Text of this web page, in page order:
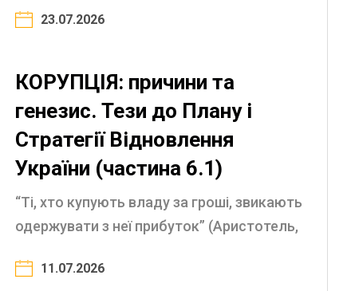
(Аристотель, IV ст. до н.е.) Природа
23.07.2026
КОРУПЦІЯ: причини та
генезис. Тези до Плану і
Стратегії Відновлення
України (частина 6.1)
“Ті, хто купують владу за гроші, звикають
одержувати з неї прибуток” (Аристотель,
корупції, тим більше законів” (Публій
11.07.2026